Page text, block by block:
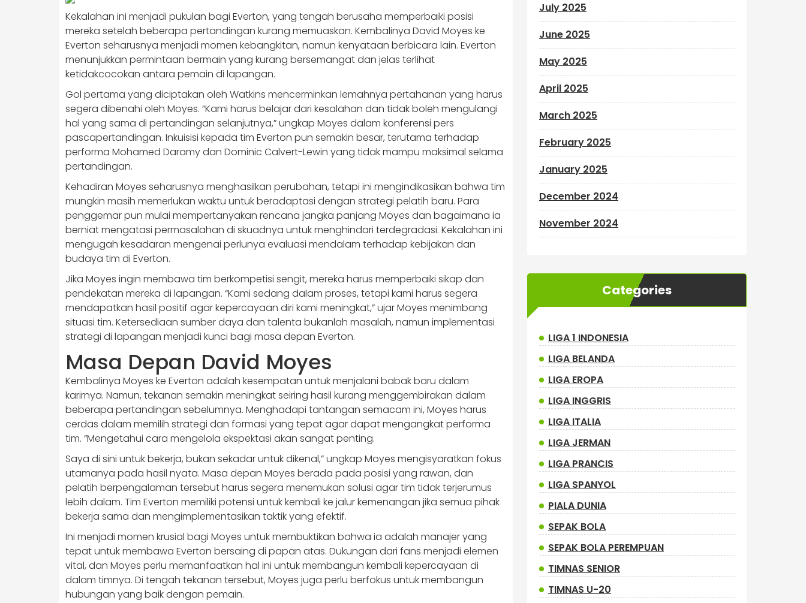
Kekalahan ini menjadi pukulan bagi Everton, yang tengah berusaha memperbaiki posisi
mereka setelah beberapa pertandingan kurang memuaskan. Kembalinya David Moyes ke
Everton seharusnya menjadi momen kebangkitan, namun kenyataan berbicara lain. Everton
menunjukkan permintaan bermain yang kurang bersemangat dan jelas terlihat
ketidakcocokan antara pemain di lapangan.
Gol pertama yang diciptakan oleh Watkins mencerminkan lemahnya pertahanan yang harus
segera dibenahi oleh Moyes. “Kami harus belajar dari kesalahan dan tidak boleh mengulangi
hal yang sama di pertandingan selanjutnya,” ungkap Moyes dalam konferensi pers
pascapertandingan. Inkuisisi kepada tim Everton pun semakin besar, terutama terhadap
performa Mohamed Daramy dan Dominic Calvert-Lewin yang tidak mampu maksimal selama
pertandingan.
Kehadiran Moyes seharusnya menghasilkan perubahan, tetapi ini mengindikasikan bahwa tim
mungkin masih memerlukan waktu untuk beradaptasi dengan strategi pelatih baru. Para
penggemar pun mulai mempertanyakan rencana jangka panjang Moyes dan bagaimana ia
berniat mengatasi permasalahan di skuadnya untuk menghindari terdegradasi. Kekalahan ini
mengugah kesadaran mengenai perlunya evaluasi mendalam terhadap kebijakan dan
budaya tim di Everton.
Jika Moyes ingin membawa tim berkompetisi sengit, mereka harus memperbaiki sikap dan
pendekatan mereka di lapangan. “Kami sedang dalam proses, tetapi kami harus segera
mendapatkan hasil positif agar kepercayaan diri kami meningkat,” ujar Moyes menimbang
situasi tim. Ketersediaan sumber daya dan talenta bukanlah masalah, namun implementasi
strategi di lapangan menjadi kunci bagi masa depan Everton.
Masa Depan David Moyes
Kembalinya Moyes ke Everton adalah kesempatan untuk menjalani babak baru dalam
karirnya. Namun, tekanan semakin meningkat seiring hasil kurang menggembirakan dalam
beberapa pertandingan sebelumnya. Menghadapi tantangan semacam ini, Moyes harus
cerdas dalam memilih strategi dan formasi yang tepat agar dapat mengangkat performa
tim. “Mengetahui cara mengelola ekspektasi akan sangat penting.
Saya di sini untuk bekerja, bukan sekadar untuk dikenal,” ungkap Moyes mengisyaratkan fokus
utamanya pada hasil nyata. Masa depan Moyes berada pada posisi yang rawan, dan
pelatih berpengalaman tersebut harus segera menemukan solusi agar tim tidak terjerumus
lebih dalam. Tim Everton memiliki potensi untuk kembali ke jalur kemenangan jika semua pihak
bekerja sama dan mengimplementasikan taktik yang efektif.
Ini menjadi momen krusial bagi Moyes untuk membuktikan bahwa ia adalah manajer yang
tepat untuk membawa Everton bersaing di papan atas. Dukungan dari fans menjadi elemen
vital, dan Moyes perlu memanfaatkan hal ini untuk membangun kembali kepercayaan di
dalam timnya. Di tengah tekanan tersebut, Moyes juga perlu berfokus untuk membangun
hubungan yang baik dengan pemain.
July 2025
June 2025
May 2025
April 2025
March 2025
February 2025
January 2025
December 2024
November 2024
Categories
LIGA 1 INDONESIA
LIGA BELANDA
LIGA EROPA
LIGA INGGRIS
LIGA ITALIA
LIGA JERMAN
LIGA PRANCIS
LIGA SPANYOL
PIALA DUNIA
SEPAK BOLA
SEPAK BOLA PEREMPUAN
TIMNAS SENIOR
TIMNAS U-20